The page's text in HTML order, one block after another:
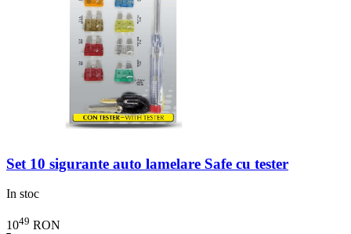
Set 10 sigurante auto lamelare Safe cu tester
In stoc
1049 RON